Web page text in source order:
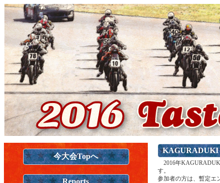
今大会Topへ
Reports
KAGURADUKI
2016年
す。
参加者の方は、暫定エ